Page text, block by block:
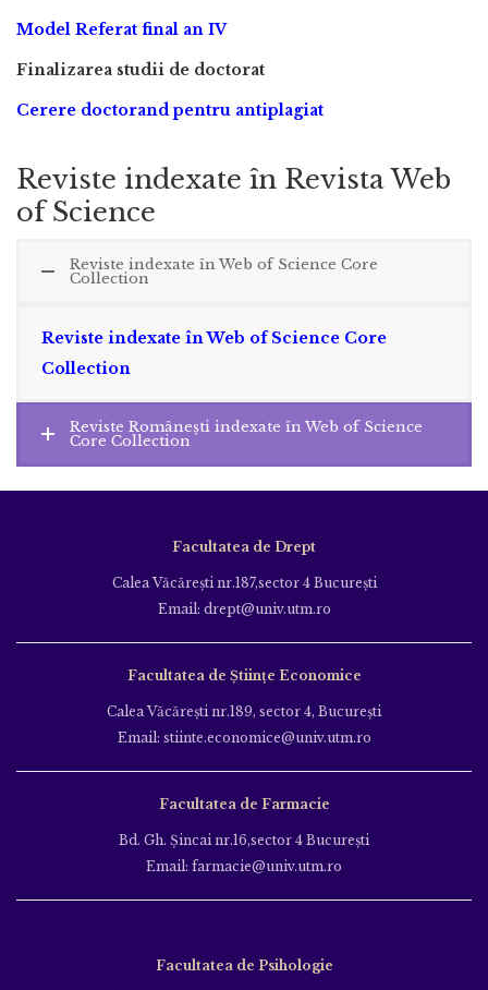
Model Referat final an IV
Finalizarea studii de doctorat
Cerere doctorand pentru antiplagiat
Reviste indexate în Revista Web
of Science
Reviste indexate în Web of Science Core
Collection
Reviste indexate în Web of Science Core
Collection
Reviste Românești indexate în Web of Science
Core Collection
Facultatea de Drept
Calea Văcăreşti nr.187,sector 4 Bucureşti
Email: drept@univ.utm.ro
Facultatea de Științe Economice
Calea Văcăreşti nr.189, sector 4, Bucureşti
Email: stiinte.economice@univ.utm.ro
Facultatea de Farmacie
Bd. Gh. Şincai nr.16,sector 4 Bucureşti
Email: farmacie@univ.utm.ro
Facultatea de Psihologie